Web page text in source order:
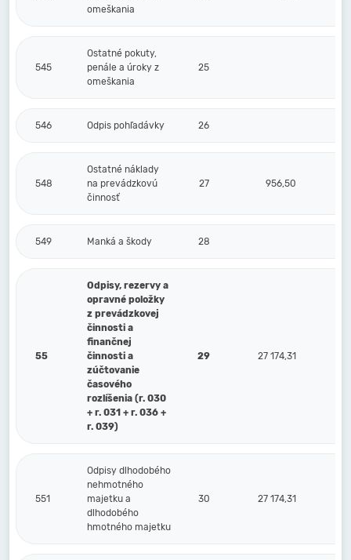
omeškania
545
Ostatné pokuty,
penále a úroky z
omeškania
25
546 Odpis pohľadávky 26
548
Ostatné náklady
na prevádzkovú
činnosť
27 956,50
549 Manká a škody 28
55
Odpisy, rezervy a
opravné položky
z prevádzkovej
činnosti a
finančnej
činnosti a
zúčtovanie
časového
rozlíšenia (r. 030
+ r. 031 + r. 036 +
r. 039)
29 27 174,31
551
Odpisy dlhodobého
nehmotného
majetku a
dlhodobého
hmotného majetku
30 27 174,31